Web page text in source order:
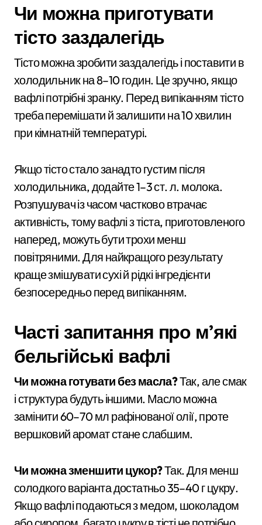
Чи можна приготувати
тісто заздалегідь
Тісто можна зробити заздалегідь і поставити в
холодильник на 8–10 годин. Це зручно, якщо
вафлі потрібні зранку. Перед випіканням тісто
треба перемішати й залишити на 10 хвилин
при кімнатній температурі.
Якщо тісто стало занадто густим після
холодильника, додайте 1–3 ст. л. молока.
Розпушувач із часом частково втрачає
активність, тому вафлі з тіста, приготовленого
наперед, можуть бути трохи менш
повітряними. Для найкращого результату
краще змішувати сухі й рідкі інгредієнти
безпосередньо перед випіканням.
Часті запитання про м’які
бельгійські вафлі
Чи можна готувати без масла?Так, але смак
і структура будуть іншими. Масло можна
замінити 60–70 мл рафінованої олії, проте
вершковий аромат стане слабшим.
Чи можна зменшити цукор?Так. Для менш
солодкого варіанта достатньо 35–40 г цукру.
Якщо вафлі подаються з медом, шоколадом